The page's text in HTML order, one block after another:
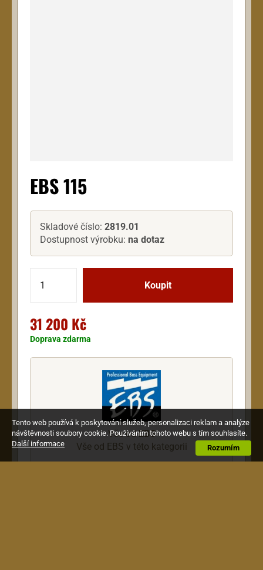
EBS 115
Skladové číslo: 2819.01
Dostupnost výrobku: na dotaz
31 200 Kč
Doprava zdarma
Vše odEBS
Vše od EBS v této kategorii
Tento web používá k poskytování služeb, personalizaci reklam a analýze
návštěvnosti soubory cookie. Používáním tohoto webu s tím souhlasíte.
Rozumím
Další informace